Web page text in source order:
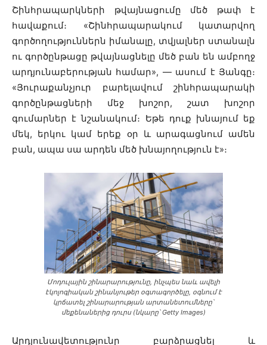
Շինհրապարկների թվայնացումը մեծ թափ է
հավաքում։ «Շինհրապարակում կատարվող
գործողություններն իմանալը, տվյալներ ստանալն
ու գործընթացը թվայնացնելը մեծ բան են ամբողջ
արդյունաբերության համար», — ասում է Յանգը։
«Յուրաքանչյուր բարելավում շինհրապարակի
գործընթացների մեջ խոշոր, շատ խոշոր
գումարներ է նշանակում։ Եթե դուք խնայում եք
մեկ, երկու կամ երեք օր և արագացնում ամեն
բան, ապա սա արդեն մեծ խնայողություն է»։
Մոդուլային շինարարությունը, ինչպես նաև ավելի
էկոլոգիական շինանյութեր օգտագործելը, օգնում է
կրճատել շինարարության արտանետումները՝
մեքենաներից դուրս (նկարը՝ Getty Images)
Արդյունավետությունը բարձրացնել և